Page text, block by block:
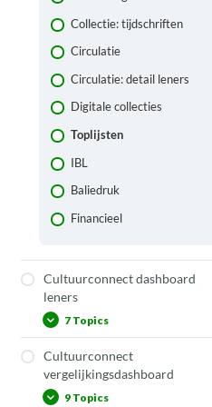
Collectie: tijdschriften
Circulatie
Circulatie: detail leners
Digitale collecties
Toplijsten
IBL
Baliedruk
Financieel
Cultuurconnect dashboard
leners
7 Topics
Actieve leners
Transacties per lener
Cultuurconnect
vergelijkingsdashboard
9 Topics